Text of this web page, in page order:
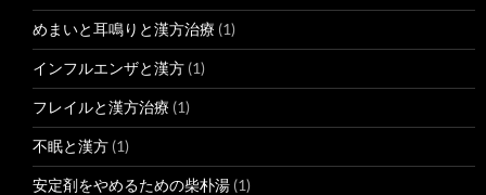
めまいと耳鳴りと漢方治療 (1)
インフルエンザと漢方 (1)
フレイルと漢方治療 (1)
不眠と漢方 (1)
安定剤をやめるための柴朴湯 (1)